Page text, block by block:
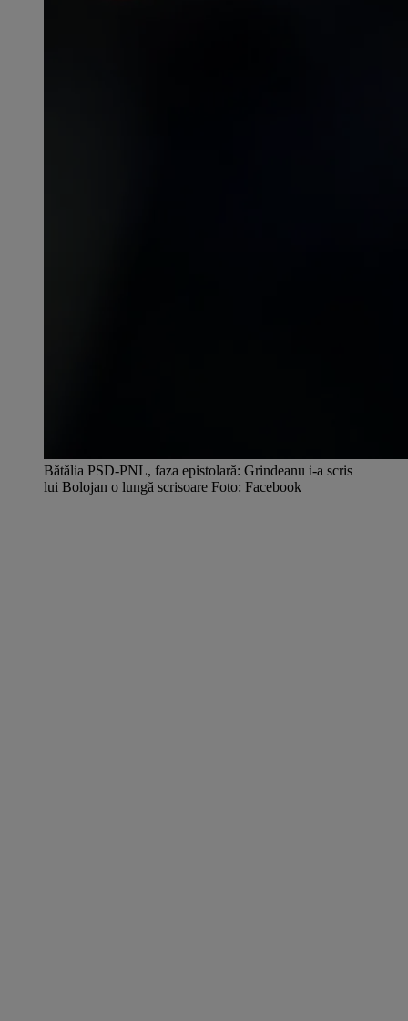
Bătălia PSD-PNL, faza epistolară: Grindeanu i-a scris
lui Bolojan o lungă scrisoare Foto: Facebook